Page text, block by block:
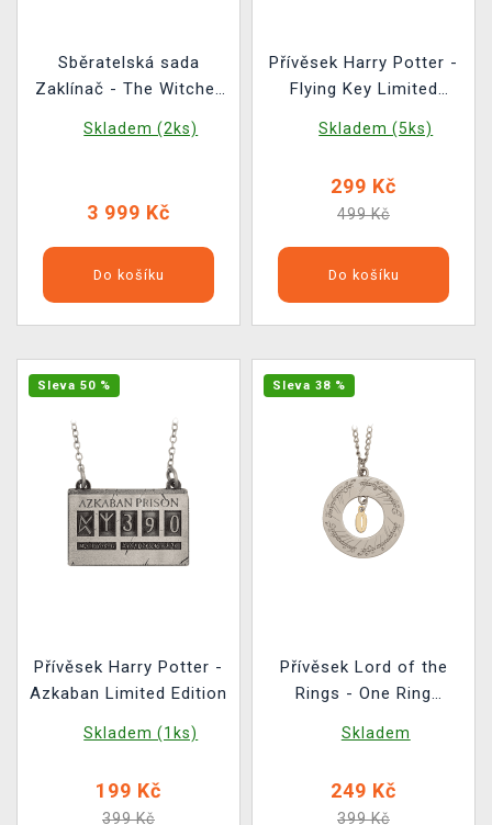
Sběratelská sada
Zaklínač - The Witcher
Monster Slayer Kit
Skladem (2ks)
3 999 Kč
Do košíku
Přívěsek Harry Potter -
Flying Key Limited
Skladem (5ks)
299 Kč
499 Kč
Do košíku
Sleva 50 %
Přívěsek Harry Potter -
Azkaban Limited Edition
Skladem (1ks)
199 Kč
399 Kč
Sleva 38 %
Přívěsek Lord of the
Rings - One Ring
Skladem
249 Kč
399 Kč